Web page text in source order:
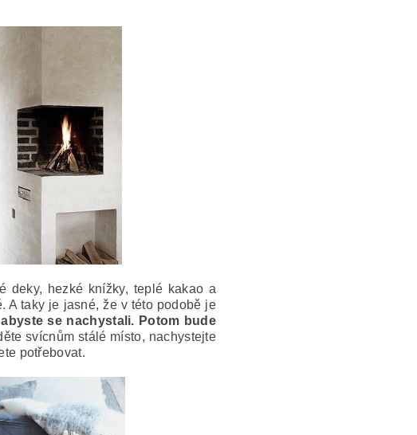
deky, hezké knížky, teplé kakao a
A taky je jasné, že v této podobě je
se nachystali. Potom bude
svícnům stálé místo, nachystejte
potřebovat.